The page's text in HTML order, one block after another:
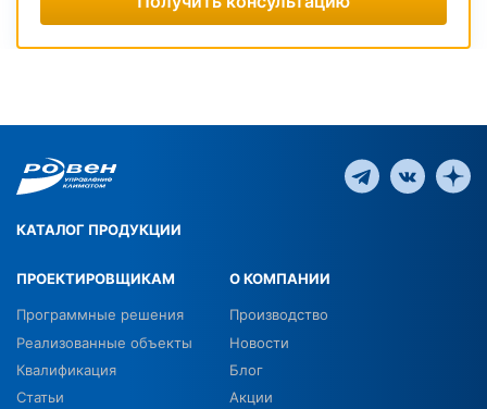
КАТАЛОГ ПРОДУКЦИИ
ПРОЕКТИРОВЩИКАМ
Программные решения
Реализованные объекты
Квалификация
Статьи
О КОМПАНИИ
Производство
Новости
Блог
Акции